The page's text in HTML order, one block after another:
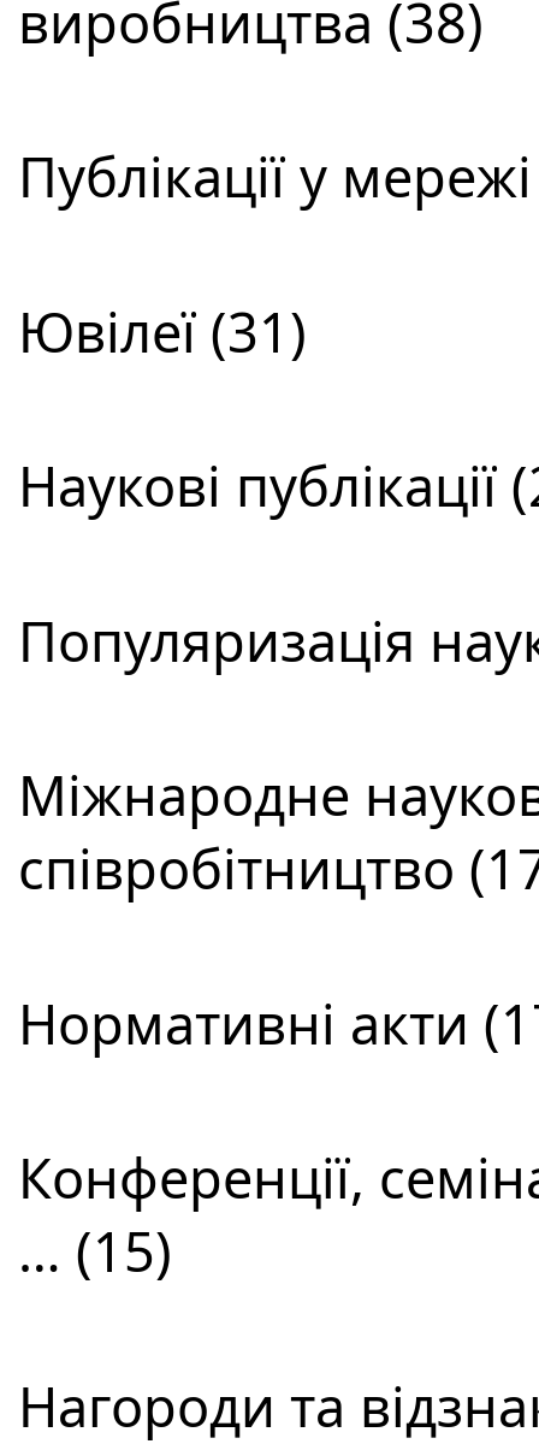
виробництва (38)
Публікації у
Ювілеї (31)
Наукові публікації
Популяризація
Міжнародне
співробітництво
Нормативні акти
Конференції,
… (15)
Нагороди та